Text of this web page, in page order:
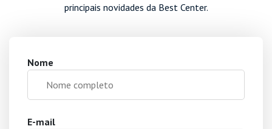
principais novidades da Best Center.
Nome
E-mail